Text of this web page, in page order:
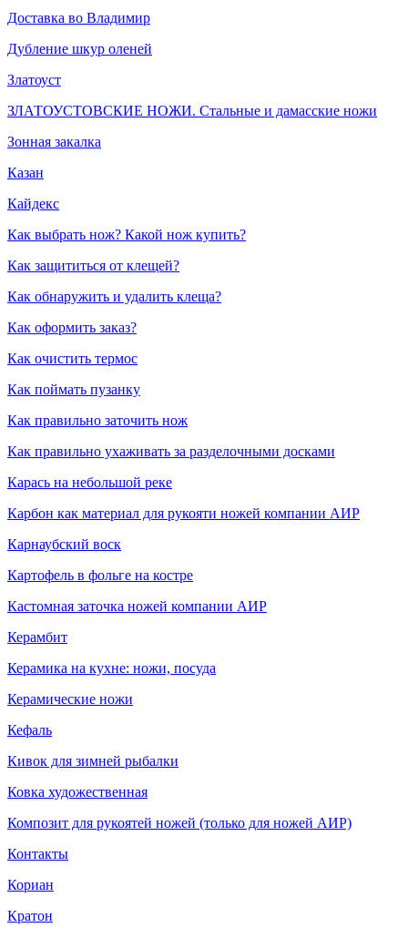
Доставка во Владимир
Дубление шкур оленей
Златоуст
ЗЛАТОУСТОВСКИЕ НОЖИ. Стальные и дамасские ножи
Зонная закалка
Казан
Кайдекс
Как выбрать нож? Какой нож купить?
Как защититься от клещей?
Как обнаружить и удалить клеща?
Как оформить заказ?
Как очистить термос
Как поймать пузанку
Как правильно заточить нож
Как правильно ухаживать за разделочными досками
Карась на небольшой реке
Карбон как материал для рукояти ножей компании АИР
Карнаубский воск
Картофель в фольге на костре
Кастомная заточка ножей компании АИР
Керамбит
Керамика на кухне: ножи, посуда
Керамические ножи
Кефаль
Кивок для зимней рыбалки
Ковка художественная
Композит для рукоятей ножей (только для ножей АИР)
Контакты
Кориан
Кратон